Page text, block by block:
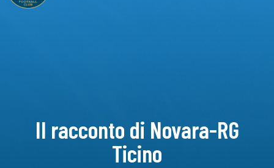
Il racconto di Novara-RG
Ticino